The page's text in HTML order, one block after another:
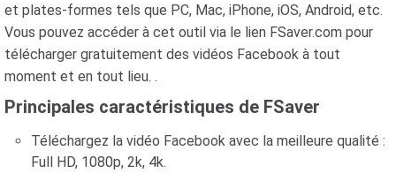
et plates-formes tels que PC, Mac, iPhone, iOS, Android, etc.
Vous pouvez accéder à cet outil via le lien FSaver.com pour
télécharger gratuitement des vidéos Facebook à tout
moment et en tout lieu. .
Principales caractéristiques de FSaver
Téléchargez la vidéo Facebook avec la meilleure qualité :
Full HD, 1080p, 2k, 4k.